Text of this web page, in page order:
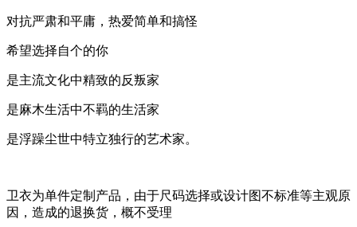
对抗严肃和平庸，热爱简单和搞怪
希望选择自个的你
是主流文化中精致的反叛家
是麻木生活中不羁的生活家
是浮躁尘世中特立独行的艺术家。
卫衣为单件定制产品，由于尺码选择或设计图不标准等主观原
因，造成的退换货，概不受理